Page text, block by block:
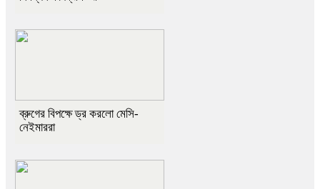
ব্রুগের বিপক্ষে ড্র করলো মেসি-
নেইমাররা